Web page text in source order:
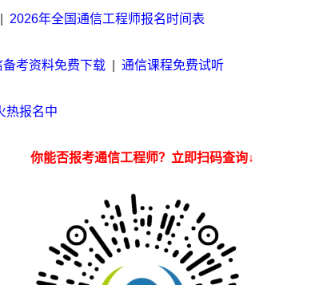
2026年全国通信工程师报名时间表
备考资料免费下载 通信课程免费试听
热报名中
你能否报考通信工程师？立即扫码查询↓